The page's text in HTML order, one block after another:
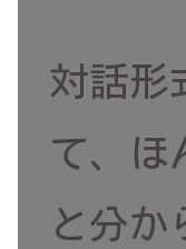
対話形
て、ほ
と分か